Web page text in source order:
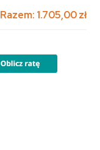
Razem: 1.705,00 zł